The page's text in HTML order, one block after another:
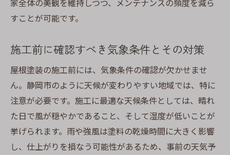
家全体の美観を維持しつつ、メンテナンスの頻度を減ら
すことが可能です。
施工前に確認すべき気象条件とその対策
屋根塗装の施工前には、気象条件の確認が欠かせませ
ん。静岡市のように天候が変わりやすい地域では、特に
注意が必要です。施工に最適な天候条件としては、晴れ
た日で風が穏やかであること、そして湿度が低いことが
挙げられます。雨や強風は塗料の乾燥時間に大きく影響
し、仕上がりを損なう可能性があるため、事前の天気予